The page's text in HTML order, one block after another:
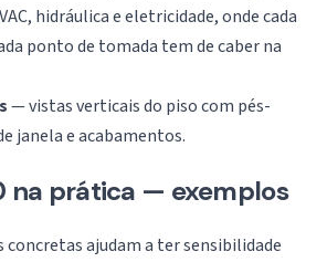
hidráulica e eletricidade, onde cada
ponto de tomada tem de caber na
— vistas verticais do piso com pés-
janela e acabamentos.
na prática — exemplos
concretas ajudam a ter sensibilidade